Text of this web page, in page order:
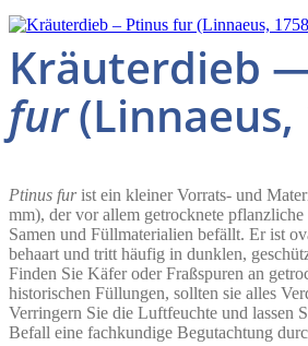
Kräuterdieb
fur(Linnaeus,
Ptinus furist ein kleiner Vorrats- und
mm), der vor allem getrocknete
Samen und Füllmaterialien befällt. Er ist
behaart und tritt häufig in dunklen,
Finden Sie Käfer oder Fraßspuren an
historischen Füllungen, sollten sie alles
Verringern Sie die Luftfeuchte und lassen
Befall eine fachkundige Begutachtung